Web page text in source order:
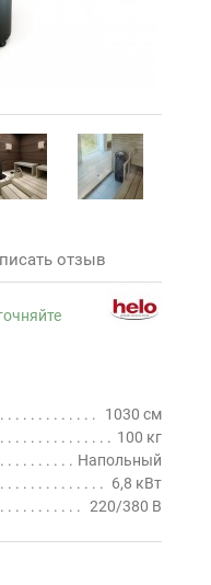
отзыв
1030 см
100 кг
Напольный
6,8 кВт
220/380 В